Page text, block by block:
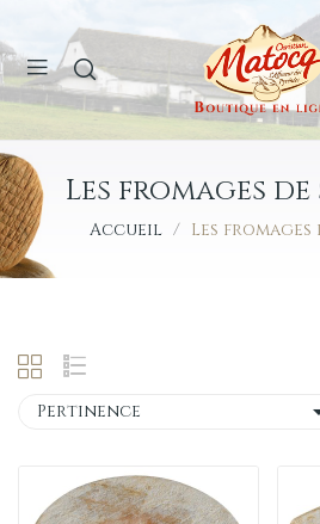
Les fromages
Accueil Les
Pertinence